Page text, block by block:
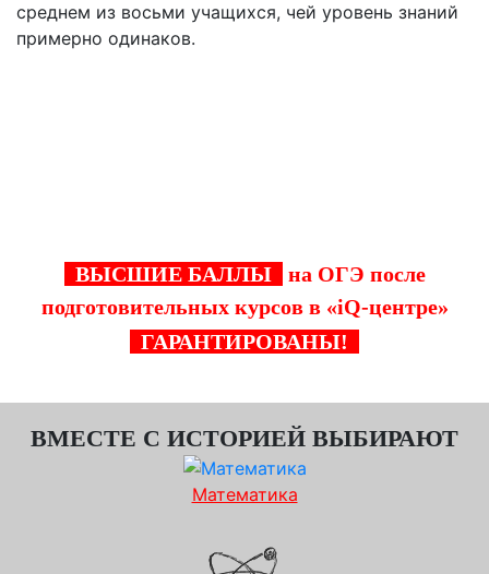
среднем из восьми учащихся, чей уровень знаний
примерно одинаков.
ВЫСШИЕ БАЛЛЫ
на ОГЭ после
подготовительных курсов в «iQ-центре»
ГАРАНТИРОВАНЫ!
ВМЕСТЕ С ИСТОРИЕЙ ВЫБИРАЮТ
Математика